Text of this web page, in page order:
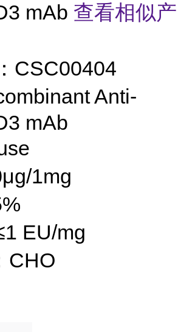
mAb 查看相似产
CSC00404
Anti-
mAb
1mg
EU/mg
CHO